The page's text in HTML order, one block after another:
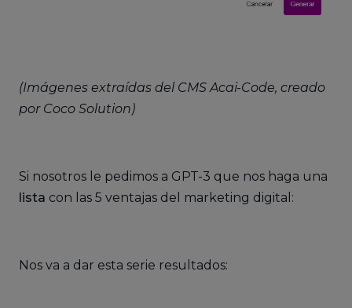
(Imágenes extraídas del CMS Acai-Code, creado
por Coco Solution)
Si nosotros le pedimos a GPT-3 que nos haga una
lista con las 5 ventajas del marketing digital:
Nos va a dar esta serie resultados: